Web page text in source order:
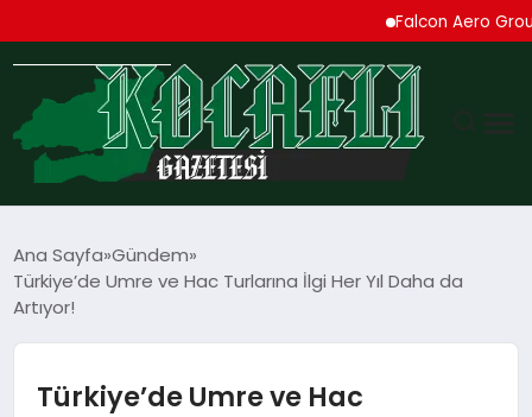
Falcon Aero Group,
TEKNOLOJI
Ana Sayfa Gündem
Türkiye’de Umre ve Hac Turlarına İlgi Her Yıl Daha da
Artıyor!
Türkiye’de Umre ve Hac